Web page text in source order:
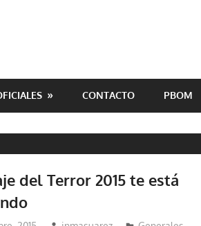
CONTACTO PBOM
del Terror 2015 te está